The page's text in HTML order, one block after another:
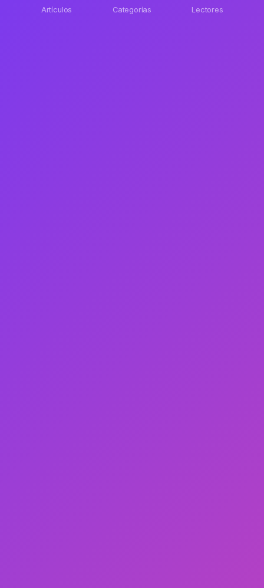
Artículos Categorías Lectores